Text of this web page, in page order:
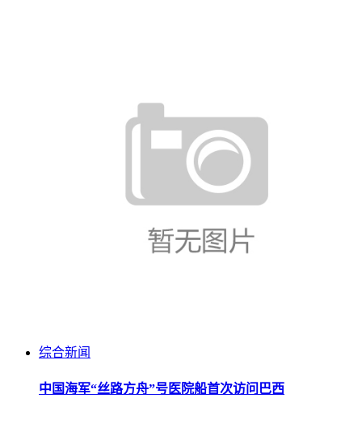
综合新闻
中国海军“丝路方舟”号医院船首次访问巴西